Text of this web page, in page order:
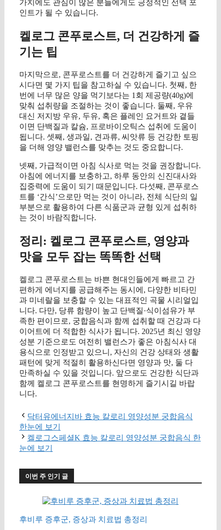
가치에도 관심이 많은 분들에게도 긍정적인 선택 포
인트가 될 수 있습니다.
켈로그 콘푸로스트, 더 건강하게 즐
기는 팁
마지막으로, 콘푸로스트를 더 건강하게 즐기고 싶으
시다면 몇 가지 팁을 참고하실 수 있습니다. 첫째, 한
번에 너무 많은 양을 먹기보다는 1회 제공량(40g)에
맞춰 섭취량을 조절하는 것이 좋습니다. 둘째, 우유
대신 저지방 우유, 두유, 혹은 플레인 요거트와 곁들
이면 단백질과 칼슘, 프로바이오틱스 섭취에 도움이
됩니다. 셋째, 생과일, 견과류, 씨앗류 등 건강한 토핑
을 더해 영양 밸런스를 맞추는 것도 중요합니다.
넷째, 가급적이면 아침 식사로 먹는 것을 권장합니다.
아침에 에너지를 보충하고, 하루 동안의 신진대사와
집중력에 도움이 되기 때문입니다. 다섯째, 콘푸로스
트를 ‘간식’으로만 먹는 것이 아니라, 전체 식단의 일
부분으로 활용하여 다른 식품군과 균형 있게 섭취하
는 것이 바람직합니다.
정리: 켈로그 콘푸로스트, 영양과
맛을 모두 잡는 똑똑한 선택
켈로그 콘푸로스트는 바쁜 현대인들에게 빠르고 간
편하게 에너지를 공급해주는 동시에, 다양한 비타민
과 미네랄을 보충할 수 있는 대표적인 곡물 시리얼입
니다. 다만, 당류 함량이 높고 단백질·식이섬유가 부
족한 편이므로, 궁합음식과 함께 섭취할 때 건강과 다
이어트에 더 적합한 식사가 됩니다. 2025년 최신 영양
성분 기준으로도 여전히 밸런스가 좋은 아침식사 대
용식으로 인정받고 있으니, 자신의 건강 상태와 생활
패턴에 맞게 적절히 활용하신다면 영양과 맛, 둘 다
만족하실 수 있을 것입니다. 앞으로도 건강한 식단과
함께 켈로그 콘푸로스트를 현명하게 즐기시길 바랍
니다.
닥터유에너지바 효능 칼로리 영양성분 궁합음식
한눈에 보기
켈로그스페셜K 효능 칼로리 영양성분 궁합음식 한
눈에 보기
이번 주 인기 글
후비루 증후군, 증상과 치료법 총정리